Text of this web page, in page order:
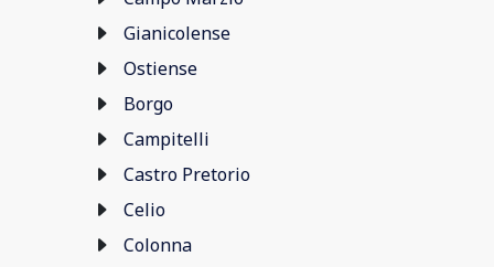
Gianicolense
Ostiense
Borgo
Campitelli
Castro Pretorio
Celio
Colonna